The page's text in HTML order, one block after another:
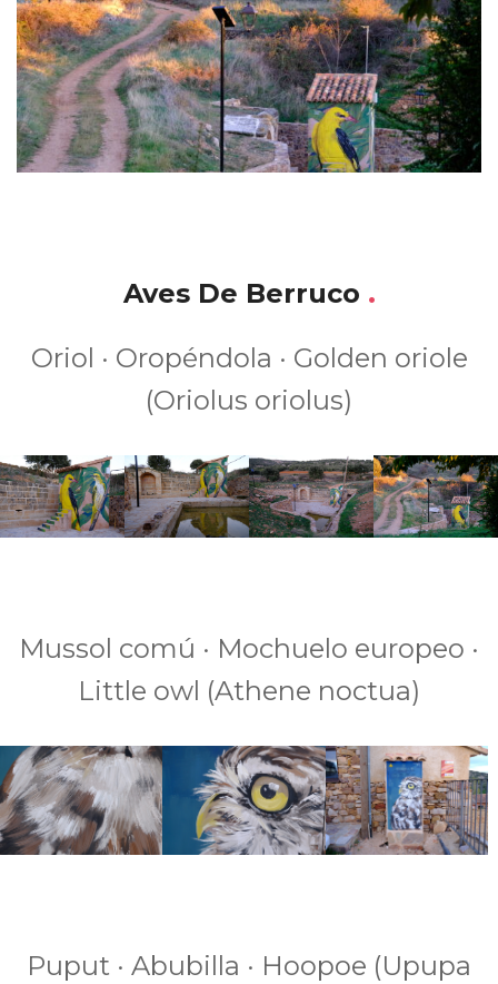
Aves De Berruco .
Oriol · Oropéndola · Golden oriole
(Oriolus oriolus)
Mussol comú · Mochuelo europeo ·
Little owl (Athene noctua)
Puput · Abubilla · Hoopoe (Upupa